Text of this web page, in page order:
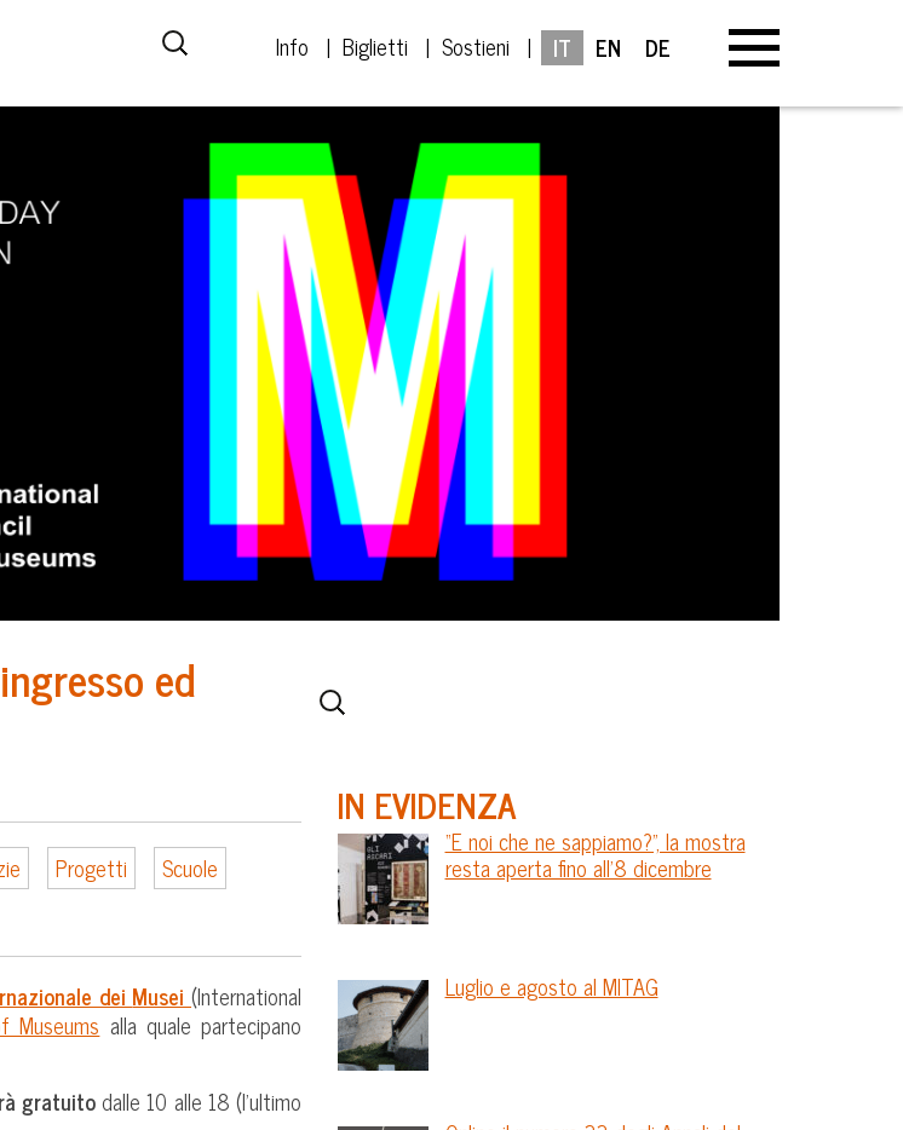
Info Biglietti Sostieni IT EN DE
ed
Progetti
Scuole
dei Musei(International
Museums alla quale partecipano
gratuitodalle 10 alle 18 (l’ultimo
IN EVIDENZA
“E noi che ne sappiamo?”, la mostra
resta aperta fino all’8 dicembre
Luglio e agosto al MITAG